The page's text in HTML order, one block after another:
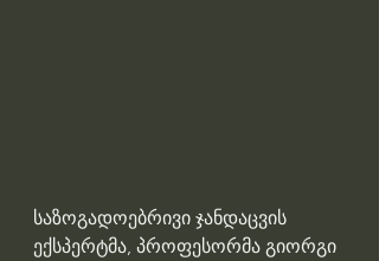
საზოგადოებრივი ჯანდაცვის
ექსპერტმა, პროფესორმა გიორგი